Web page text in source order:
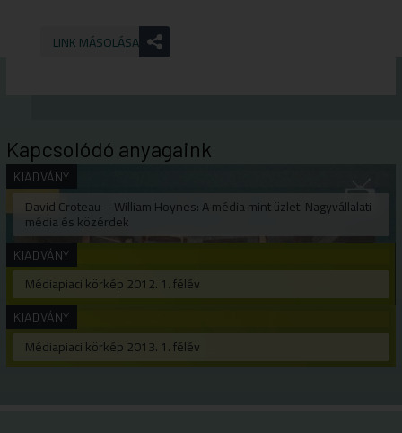
LINK MÁSOLÁSA
Kapcsolódó anyagaink
KIADVÁNY
David Croteau – William Hoynes: A média mint üzlet. Nagyvállalati
média és közérdek
KIADVÁNY
Médiapiaci körkép 2012. 1. félév
KIADVÁNY
Médiapiaci körkép 2013. 1. félév